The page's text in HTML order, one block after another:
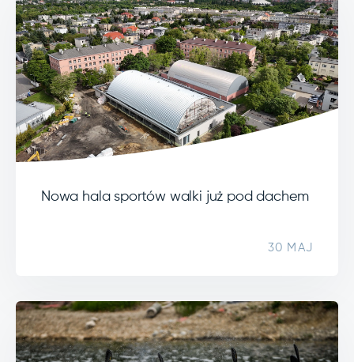
Nowa hala sportów walki już pod dachem
30 MAJ